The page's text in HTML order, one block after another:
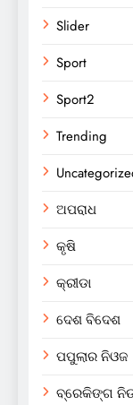
Slider
Sport
Sport2
Trending
ଅପରାଧ
କୃଷି
କ୍ରୀଡା
ଦେଶ ବିଦେଶ
ପପୁଲାର ନିଓଜ
ବ୍ରେକିଙ୍ଗ